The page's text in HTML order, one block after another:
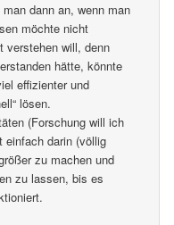
dann an, wenn man
möchte nicht
verstehen will, denn
hätte, könnte
effizienter und
lösen.
(Forschung will ich
einfach darin (völlig
zu machen und
zu lassen, bis es